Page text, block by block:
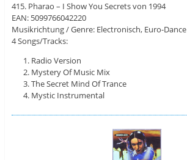
415. Pharao – I Show You Secrets von 1994
EAN: 5099766042220
Musikrichtung / Genre: Electronisch, Euro-Dance
4 Songs/Tracks:
Radio Version
Mystery Of Music Mix
The Secret Mind Of Trance
Mystic Instrumental